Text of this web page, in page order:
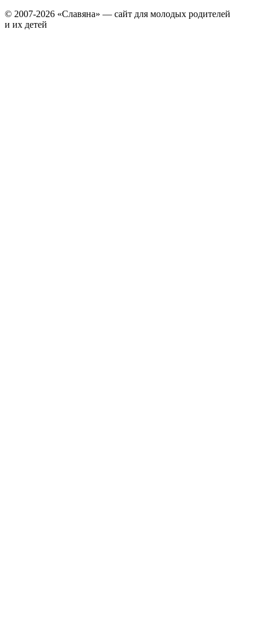
© 2007-2026 «Славяна» — сайт для молодых родителей
и их детей